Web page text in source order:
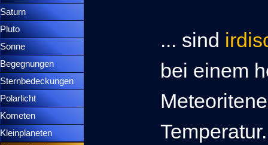
Saturn
Pluto
Sonne
Begegnungen
Sternbedeckungen
Polarlicht
Kometen
Kleinplaneten
... sind
bei einem